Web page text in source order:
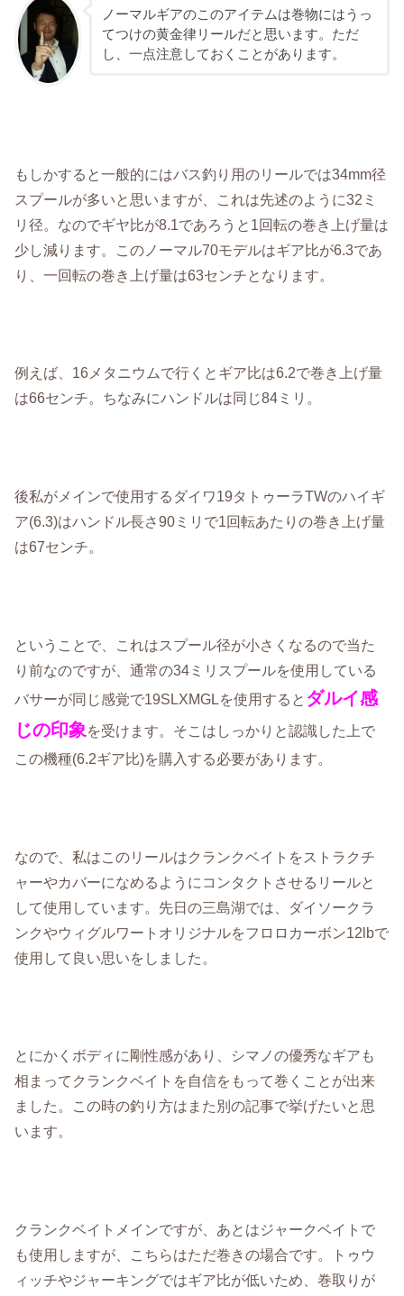
ノーマルギアのこのアイテムは巻物にはうっ
てつけの黄金律リールだと思います。ただ
し、一点注意しておくことがあります。
もしかすると一般的にはバス釣り用のリールでは34mm径
スプールが多いと思いますが、これは先述のように32ミ
リ径。なのでギヤ比が8.1であろうと1回転の巻き上げ量は
少し減ります。このノーマル70モデルはギア比が6.3であ
り、一回転の巻き上げ量は63センチとなります。
例えば、16メタニウムで行くとギア比は6.2で巻き上げ量
は66センチ。ちなみにハンドルは同じ84ミリ。
後私がメインで使用するダイワ19タトゥーラTWのハイギ
ア(6.3)はハンドル長さ90ミリで1回転あたりの巻き上げ量
は67センチ。
ということで、これはスプール径が小さくなるので当た
り前なのですが、通常の34ミリスプールを使用している
バサーが同じ感覚で19SLXMGLを使用すると ダルイ感
じの印象を受けます。そこはしっかりと認識した上で
この機種(6.2ギア比)を購入する必要があります。
なので、私はこのリールはクランクベイトをストラクチ
ャーやカバーになめるようにコンタクトさせるリールと
して使用しています。先日の三島湖では、ダイソークラ
ンクやウィグルワートオリジナルをフロロカーボン12lbで
使用して良い思いをしました。
とにかくボディに剛性感があり、シマノの優秀なギアも
相まってクランクベイトを自信をもって巻くことが出来
ました。この時の釣り方はまた別の記事で挙げたいと思
います。
クランクベイトメインですが、あとはジャークベイトで
も使用しますが、こちらはただ巻きの場合です。トゥウ
ィッチやジャーキングではギア比が低いため、巻取りが